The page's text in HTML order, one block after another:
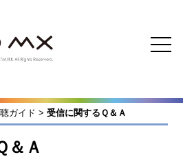
ガイド > 受信に関するＱ＆Ａ
＆Ａ